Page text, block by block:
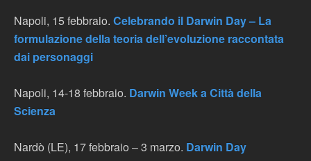
Napoli, 15 febbraio. Celebrando il Darwin Day – La
formulazione della teoria dell’evoluzione raccontata
dai personaggi
Napoli, 14-18 febbraio. Darwin Week a Città della
Scienza
Nardò (LE), 17 febbraio – 3 marzo. Darwin Day